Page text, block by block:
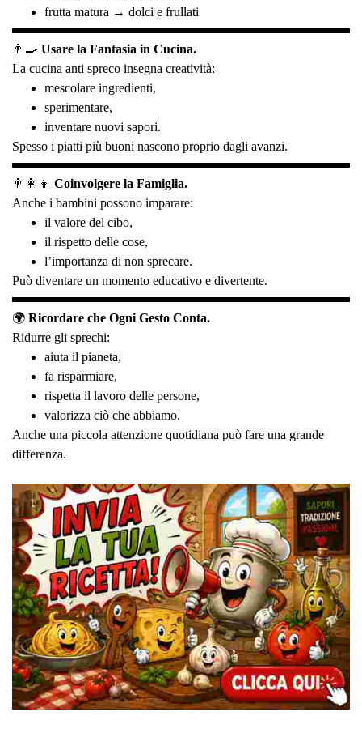
frutta matura → dolci e frullati
👨‍🍳 Usare la Fantasia in Cucina.
La cucina anti spreco insegna creatività:
mescolare ingredienti,
sperimentare,
inventare nuovi sapori.
Spesso i piatti più buoni nascono proprio dagli avanzi.
👨‍👩‍👧 Coinvolgere la Famiglia.
Anche i bambini possono imparare:
il valore del cibo,
il rispetto delle cose,
l’importanza di non sprecare.
Può diventare un momento educativo e divertente.
🌍 Ricordare che Ogni Gesto Conta.
Ridurre gli sprechi:
aiuta il pianeta,
fa risparmiare,
rispetta il lavoro delle persone,
valorizza ciò che abbiamo.
Anche una piccola attenzione quotidiana può fare una grande
differenza.